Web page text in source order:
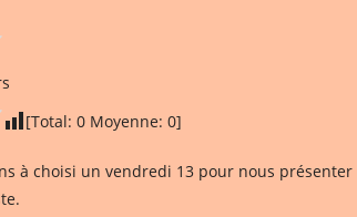
[Total: 0 Moyenne: 0]
à choisi un vendredi 13 pour nous présenter